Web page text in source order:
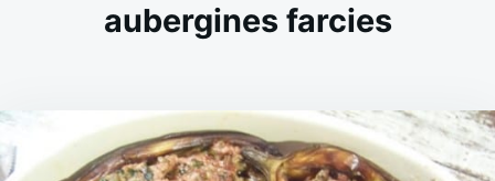
aubergines farcies